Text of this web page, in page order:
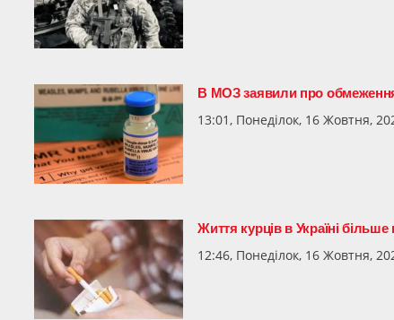
В МОЗ заявили про
13:01, Понеділок, 16 Жовтня,
Життя курців в Україні
12:46, Понеділок, 16 Жовтня,